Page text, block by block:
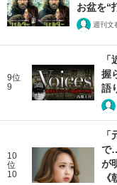
お盆を“
週刊文
9位
9
握
語
10
位
10
で
が